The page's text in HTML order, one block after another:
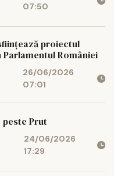
07:50
proiectul
României
26/06/2026
07:01
peste Prut
24/06/2026
17:29